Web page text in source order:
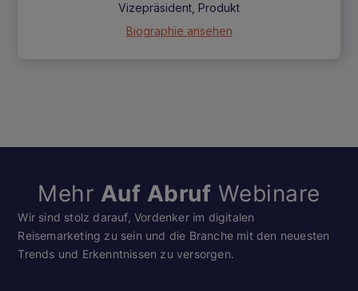
Vizepräsident, Produkt
Biographie ansehen
Mehr Auf Abruf Webinare
Wir sind stolz darauf, Vordenker im digitalen
Reisemarketing zu sein und die Branche mit den neuesten
Trends und Erkenntnissen zu versorgen.